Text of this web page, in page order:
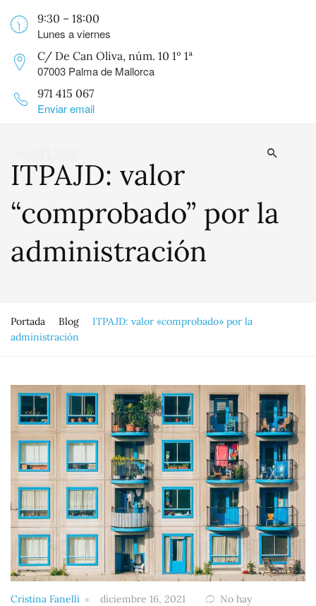
9:30 – 18:00
Lunes a viernes
C/ De Can Oliva, núm. 10 1º 1ª
07003 Palma de Mallorca
971 415 067
Enviar email
ITPAJD: valor
“comprobado” por la
administración
Portada Blog
ITPAJD: valor «comprobado» por la
administración
Cristina Fanelli diciembre 16, 2021
No hay